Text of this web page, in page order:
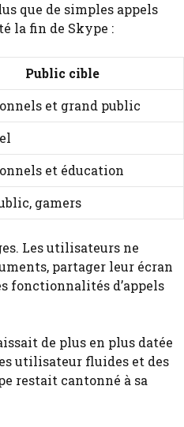
que de simples appels
la fin de Skype :
Public cible
et grand public
et éducation
gamers
Les utilisateurs ne
partager leur écran
fonctionnalités d’appels
de plus en plus datée
utilisateur fluides et des
restait cantonné à sa